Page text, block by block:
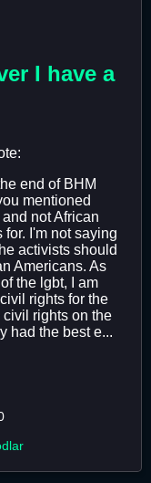
I have a
end of BHM
mentioned
not African
I'm not saying
activists should
Americans. As
the lgbt, I am
rights for the
rights on the
had the best e...